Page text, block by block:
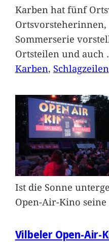
Karben hat fünf
Sommerserie
Ortsteilen und auch
Karben, Schlagzeilen
Ist die Sonne
Open-Air-Kino seine
Vilbeler Open-Air-